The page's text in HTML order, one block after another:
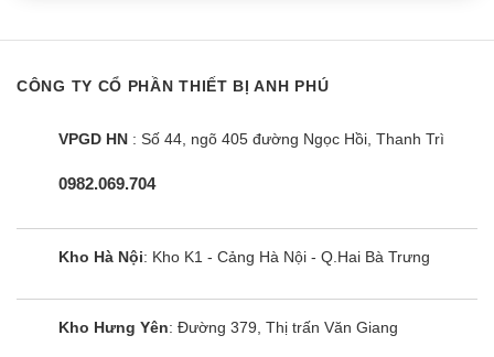
CÔNG TY CỔ PHẦN THIẾT BỊ ANH PHÚ
VPGD HN : Số 44, ngõ 405 đường Ngọc Hồi, Thanh Trì
0982.069.704
Kho Hà Nội: Kho K1 - Cảng Hà Nội - Q.Hai Bà Trưng
Kho Hưng Yên: Đường 379, Thị trấn Văn Giang